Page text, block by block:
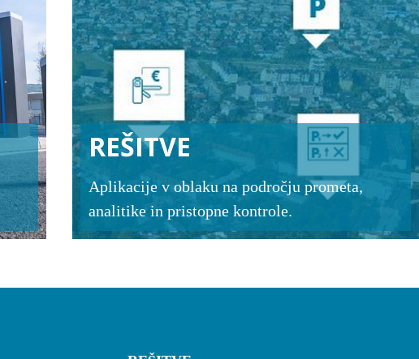
REŠITVE
Aplikacije v oblaku na področju prometa,
analitike in pristopne kontrole.